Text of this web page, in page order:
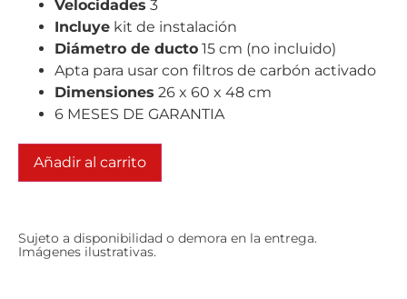
Velocidades 3
Incluye kit de instalación
Diámetro de ducto 15 cm (no incluido)
Apta para usar con filtros de carbón activado
Dimensiones 26 x 60 x 48 cm
6 MESES DE GARANTIA
Añadir al carrito
Sujeto a disponibilidad o demora en la entrega.
Imágenes ilustrativas.